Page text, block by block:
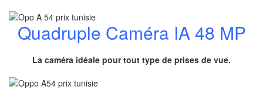
Quadruple Caméra IA 48 MP
La caméra idéale pour tout type de prises de vue.